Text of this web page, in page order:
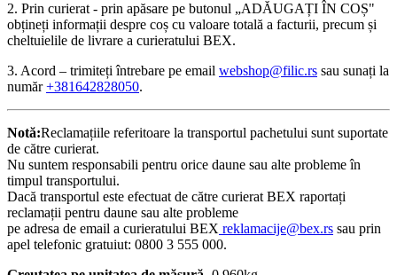
2. Prin curierat - prin apăsare pe butonul „ADĂUGAȚI ÎN COȘ"
obțineți informații despre coș cu valoare totală a facturii, precum și
cheltuielile de livrare a curieratului BEX.
3. Acord – trimiteți întrebare pe email webshop@filic.rs sau sunați la
număr+381642828050.
Notă:Reclamațiile referitoare la transportul pachetului sunt suportate
de către curierat.
Nu suntem responsabili pentru orice daune sau alte probleme în
timpul transportului.
Dacă transportul este efectuat de către curierat BEX raportați
reclamații pentru daune sau alte probleme
pe adresa de email a curieratului BEX reklamacije@bex.rs sau prin
apel telefonic gratuiut: 0800 3 555 000.